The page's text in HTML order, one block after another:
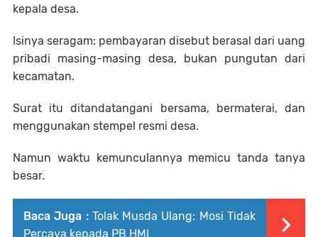
kepala desa.
Isinya seragam: pembayaran disebut berasal dari uang
pribadi masing-masing desa, bukan pungutan dari
kecamatan.
Surat itu ditandatangani bersama, bermaterai, dan
menggunakan stempel resmi desa.
Namun waktu kemunculannya memicu tanda tanya
besar.
Baca Juga : Tolak Musda Ulang: Mosi Tidak
Percaya kepada PB HMI